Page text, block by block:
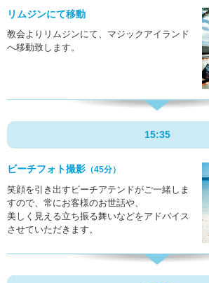
リムジンにて移動
教会よりリムジンにて、マジックアイランド
へ移動致します。
15:35
ビーチフォト撮影 （45分）
笑顔を引き出すビーチアテンドがご一緒しま
すので、常にお客様のお世話や、
美しく見える立ち振る舞いなどをアドバイス
させていただきます。